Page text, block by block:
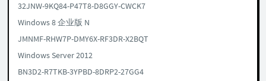
32JNW-9KQ84-P47T8-D8GGY-CWCK7
Windows 8 企业版 N
JMNMF-RHW7P-DMY6X-RF3DR-X2BQT
Windows Server 2012
BN3D2-R7TKB-3YPBD-8DRP2-27GG4